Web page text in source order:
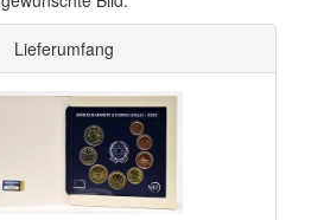
Lieferumfang